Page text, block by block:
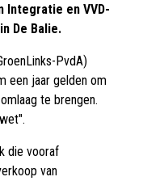
en VVD-
De Balie.
PvdA)
een jaar gelden om
te brengen.
die vooraf
van